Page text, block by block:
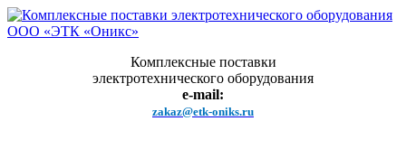
Комплексные поставки
электротехнического оборудования
e-mail:
zakaz@etk-oniks.ru